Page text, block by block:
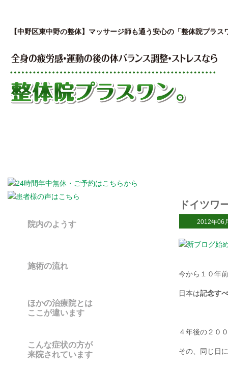
【中野区東中野の整体】マッサージ師も通う安心の「整体院プラス
ドイツワ
2012年06
今から１０年
日本は記念す
４年後の２０
その、同じ日
院内のようす
施術の流れ
ほかの治療院とは
ここが違います
こんな症状の方が
来院されています